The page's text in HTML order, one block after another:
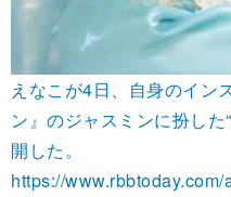
えなこが4日、自身のイン
ン』のジャスミンに扮し
開した。
https://